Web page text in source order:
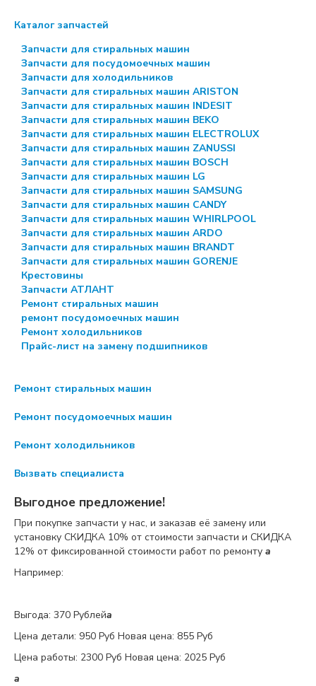
Каталог запчастей
Запчасти для стиральных машин
Запчасти для посудомоечных машин
Запчасти для холодильников
Запчасти для стиральных машин ARISTON
Запчасти для стиральных машин INDESIT
Запчасти для стиральных машин BEKO
Запчасти для стиральных машин ELECTROLUX
Запчасти для стиральных машин ZANUSSI
Запчасти для стиральных машин BOSCH
Запчасти для стиральных машин LG
Запчасти для стиральных машин SAMSUNG
Запчасти для стиральных машин CANDY
Запчасти для стиральных машин WHIRLPOOL
Запчасти для стиральных машин ARDO
Запчасти для стиральных машин BRANDT
Запчасти для стиральных машин GORENJE
Крестовины
Запчасти АТЛАНТ
Ремонт стиральных машин
ремонт посудомоечных машин
Ремонт холодильников
Прайс-лист на замену подшипников
Ремонт стиральных машин
Ремонт посудомоечных машин
Ремонт холодильников
Вызвать специалиста
Выгодное предложение!
При покупке запчасти у нас, и заказав её замену или
установку СКИДКА 10% от стоимости запчасти и СКИДКА
12% от фиксированной стоимости работ по ремонту a
Например:
Выгода: 370 Рублейa
Цена детали: 950 Руб Новая цена: 855 Руб
Цена работы: 2300 Руб Новая цена: 2025 Руб
a